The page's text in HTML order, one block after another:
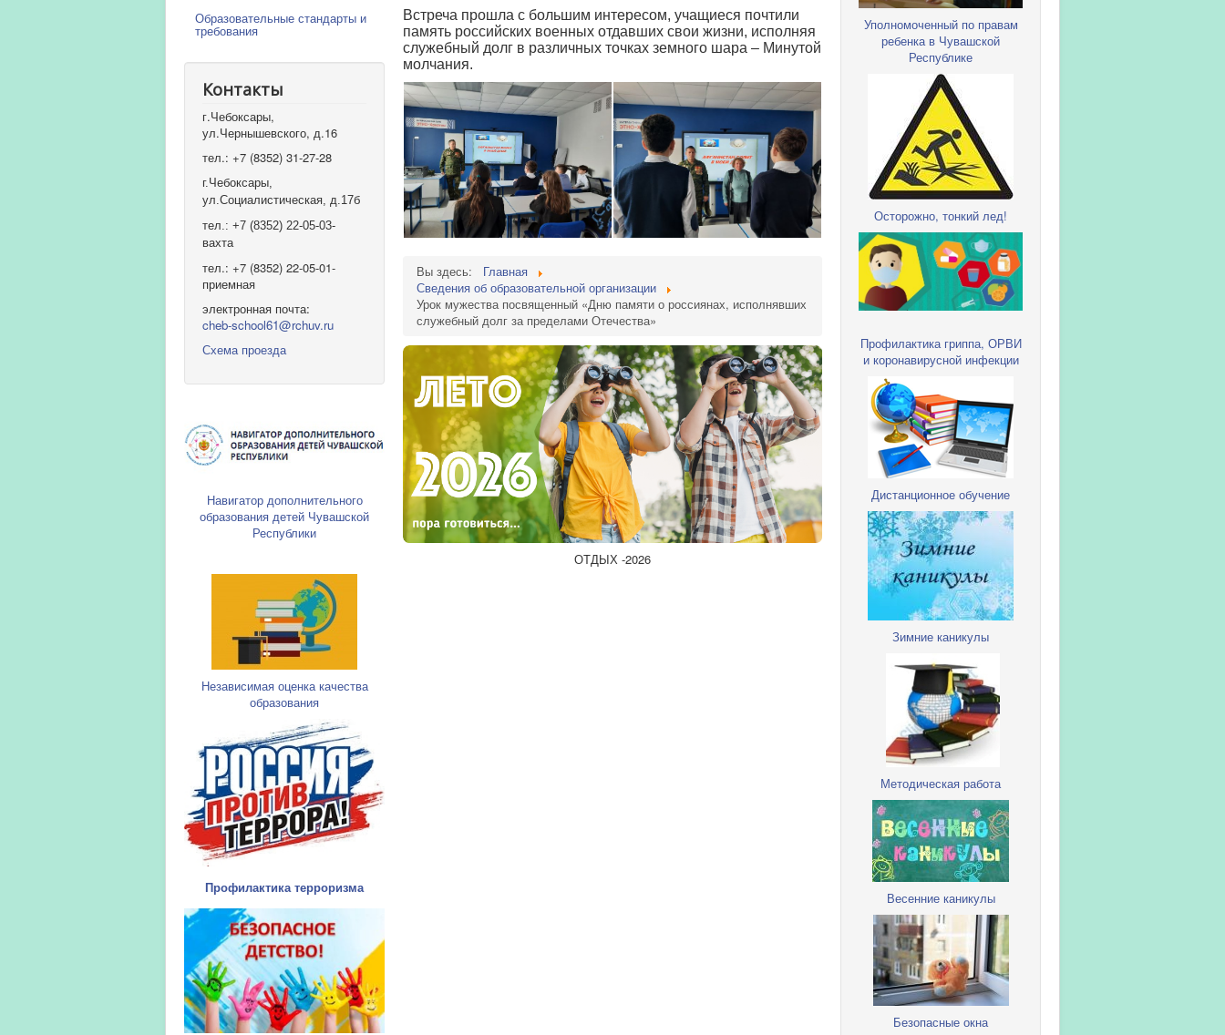
Образовательные стандарты и
требования
Контакты
г.Чебоксары,
ул.Чернышевского, д.16
тел.: +7 (8352) 31-27-28
г.Чебоксары,
ул.Социалистическая, д.17б
тел.: +7 (8352) 22-05-03-
вахта
тел.: +7 (8352) 22-05-01-
приемная
электронная почта:
cheb-school61@rchuv.ru
Схема проезда
Навигатор дополнительного
образования детей Чувашской
Республики
Независимая оценка качества
образования
Профилактика терроризма
Встреча прошла с большим интересом, учащиеся почтили
память российских военных отдавших свои жизни, исполняя
служебный долг в различных точках земного шара – Минутой
молчания.
Вы здесь:
Главная
Сведения об образовательной организации
Урок мужества посвященный «Дню памяти о россиянах, исполнявших
служебный долг за пределами Отечества»
ОТДЫХ -2026
Уполномоченный по правам
ребенка в Чувашской
Республике
Осторожно, тонкий лед!
Профилактика гриппа, ОРВИ
и коронавирусной инфекции
Дистанционное обучение
Зимние каникулы
Методическая работа
Весенние каникулы
Безопасные окна